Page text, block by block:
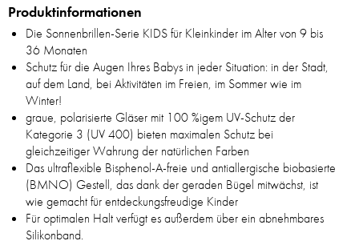
Produktinformationen
Die Sonnenbrillen-Serie KIDS für Kleinkinder im Alter von 9 bis
36 Monaten
Schutz für die Augen Ihres Babys in jeder Situation: in der Stadt,
auf dem Land, bei Aktivitäten im Freien, im Sommer wie im
Winter!
graue, polarisierte Gläser mit 100 %igem UV-Schutz der
Kategorie 3 (UV 400) bieten maximalen Schutz bei
gleichzeitiger Wahrung der natürlichen Farben
Das ultraflexible Bisphenol-A-freie und antiallergische biobasierte
(BMNO) Gestell, das dank der geraden Bügel mitwächst, ist
wie gemacht für entdeckungsfreudige Kinder
Für optimalen Halt verfügt es außerdem über ein abnehmbares
Silikonband.